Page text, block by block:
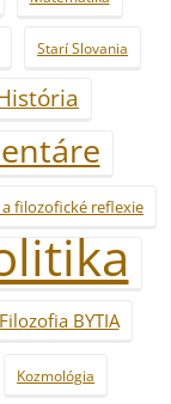
Starí Slovania
filozofické reflexie
Filozofia BYTIA
Kozmológia